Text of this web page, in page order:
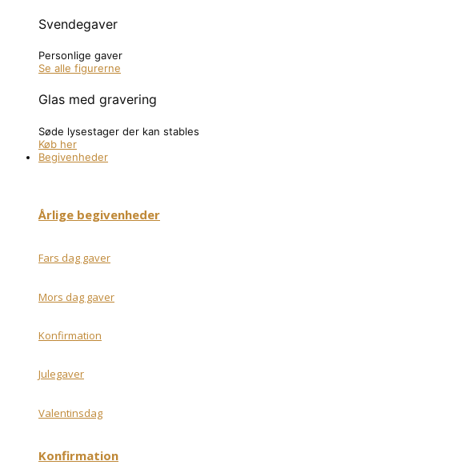
Svendegaver
Personlige gaver
Se alle figurerne
Glas med gravering
Søde lysestager der kan stables
Køb her
Begivenheder
Årlige begivenheder
Fars dag gaver
Mors dag gaver
Konfirmation
Julegaver
Valentinsdag
Konfirmation